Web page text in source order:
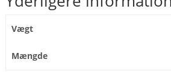
Vægt
Mængde